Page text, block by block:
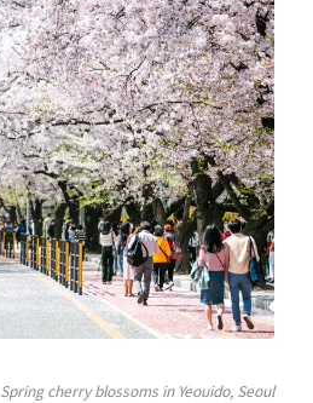
Spring cherry blossoms in Yeouido, Seoul